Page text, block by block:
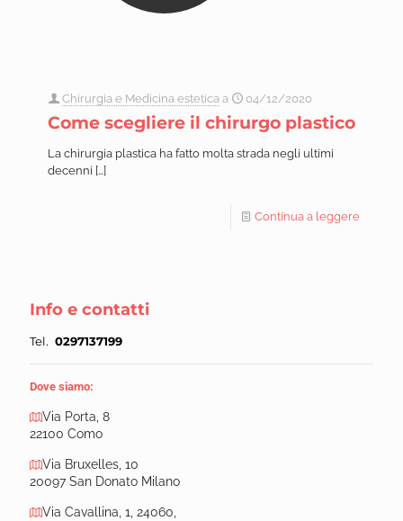
Chirurgia e Medicina estetica a 04/12/2020
Come scegliere il chirurgo plastico
La chirurgia plastica ha fatto molta strada negli ultimi
decenni […]
Continua a leggere
Info e contatti
Tel. 0297137199
Dove siamo:
Via Porta, 8
22100 Como
Via Bruxelles, 10
20097 San Donato Milano
Via Cavallina, 1, 24060,